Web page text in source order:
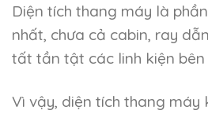
Diện tích thang máy là
nhất, chưa cả cabin, ray
tất tần tật các linh kiện
Vì vậy, diện tích thang máy